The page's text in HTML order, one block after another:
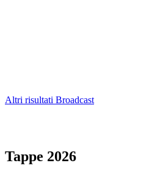
Altri risultati Broadcast
Tappe 2026